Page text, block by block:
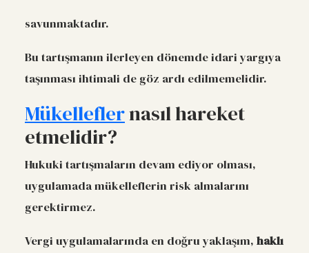
savunmaktadır.
Bu tartışmanın ilerleyen dönemde idari yargıya
taşınması ihtimali de göz ardı edilmemelidir.
Mükelleflernasıl hareket
etmelidir?
Hukuki tartışmaların devam ediyor olması,
uygulamada mükelleflerin risk almalarını
gerektirmez.
Vergi uygulamalarında en doğru yaklaşım, haklı